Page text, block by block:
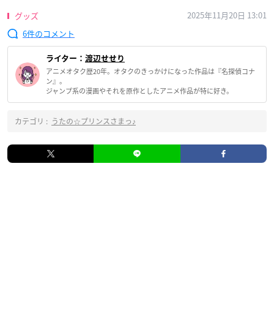
グッズ
2025年11月20日 13:01
6
ライター： 渡辺せせり
アニメオタク歴20年。オタクのきっかけになった作品は『名探偵コナ
ン』。
ジャンプ系の漫画やそれを原作としたアニメ作品が特に好き。
カテゴリ : うたの☆プリンスさまっ♪